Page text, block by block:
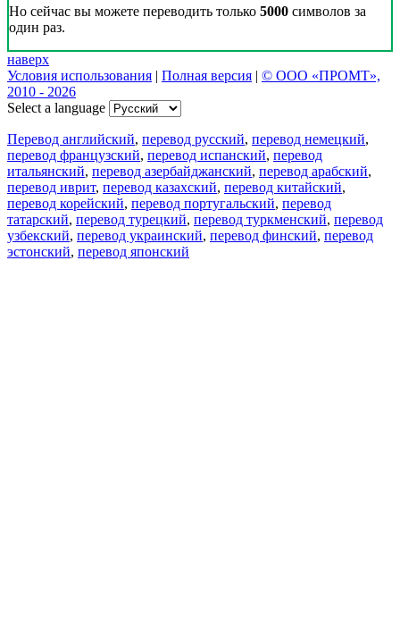
Но сейчас вы можете переводить только 5000 символов за
один раз.
наверх
Условия использования | Полная версия | © ООО «ПРОМТ»,
2010 - 2026
Select a language
Перевод английский, перевод русский, перевод немецкий,
перевод французский, перевод испанский, перевод
итальянский, перевод азербайджанский, перевод арабский,
перевод иврит, перевод казахский, перевод китайский,
перевод корейский, перевод португальский, перевод
татарский, перевод турецкий, перевод туркменский, перевод
узбекский, перевод украинский, перевод финский, перевод
эстонский, перевод японский